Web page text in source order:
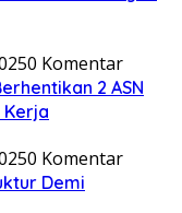
0 Komentar
2 ASN
Kerja
0 Komentar
Demi